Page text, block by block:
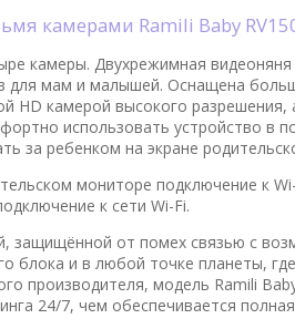
камерами Ramili Baby
камеры. Двухрежимная видеоняня
для мам и малышей. Оснащена
HD камерой высокого
использовать устройство в
за ребенком на экране
мониторе подключение к
к сети Wi-Fi.
защищённой от помех связью с
блока и в любой точке планеты,
производителя, модель Ramili
24/7, чем обеспечивается